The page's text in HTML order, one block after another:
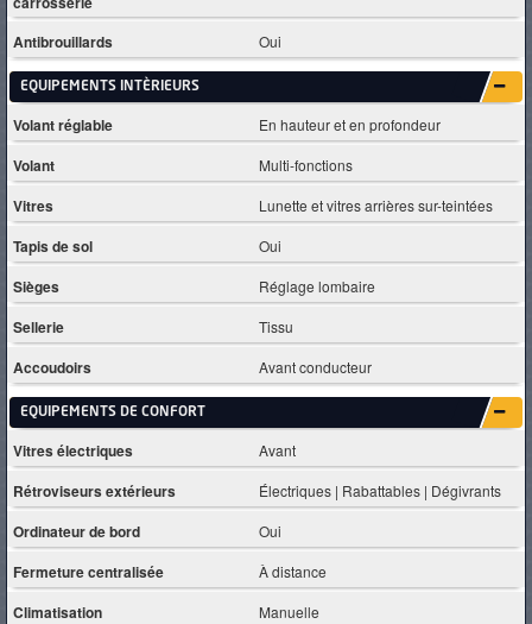
Antibrouillards Oui
EQUIPEMENTS INTÈRIEURS
Volant réglable En hauteur et en profondeur
Volant Multi-fonctions
Vitres Lunette et vitres arrières sur-teintées
Tapis de sol Oui
Sièges Réglage lombaire
Sellerie Tissu
Accoudoirs Avant conducteur
EQUIPEMENTS DE CONFORT
Vitres électriques Avant
Rétroviseurs extérieurs Électriques | Rabattables | Dégivrants
Ordinateur de bord Oui
Fermeture centralisée À distance
Climatisation Manuelle